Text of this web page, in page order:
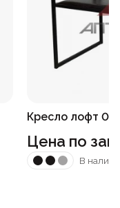
Кресло лофт
Цена по
В